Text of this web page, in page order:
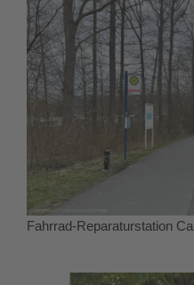
Fahrrad-Reparaturstation